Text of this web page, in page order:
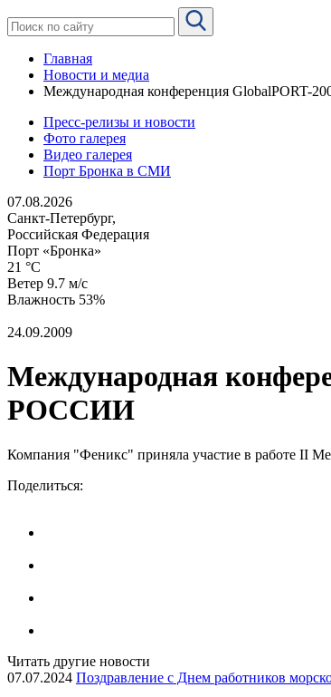
Главная
Новости и медиа
Международная конференция GlobalPORT-
Пресс-релизы и новости
Фото галерея
Видео галерея
Порт Бронка в СМИ
07.08.2026
Санкт-Петербург,
Российская Федерация
Порт «Бронка»
21 °C
Ветер 9.7 м/с
Влажность 53%
24.09.2009
Международная
РОССИИ
Компания "Феникс" приняла участие в работе II
Поделиться:
Читать другие новости
07.07.2024 Поздравление с Днем работников